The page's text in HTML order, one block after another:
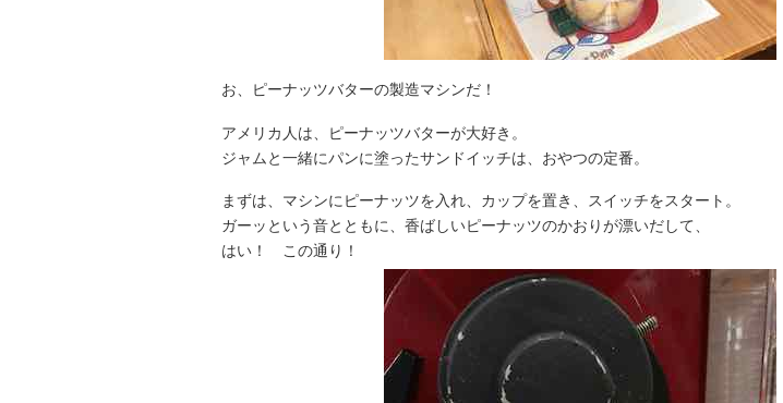
お、ピーナッツバターの製造マシンだ！
アメリカ人は、ピーナッツバターが大好き。
ジャムと一緒にパンに塗ったサンドイッチは、おやつの定番。
まずは、マシンにピーナッツを入れ、カップを置き、スイッチをスタート。
ガーッという音とともに、香ばしいピーナッツのかおりが漂いだして、
はい！ この通り！